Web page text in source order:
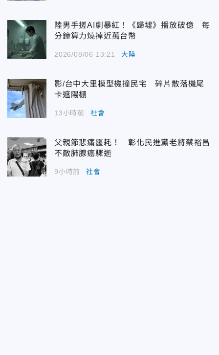
陸男手搓AI劇暴紅！《歸墟》播放破億 每
分鐘算力燒掉近萬台幣
2026/08/06 13:21 大陸
影/台中大里模型機撞民宅 碎片散落機尾
卡遮陽棚
13小時前 社會
父親節悲痛噩耗！ 彰化民進黨老將蔡裕昌
不敵肺腺癌驟逝
9小時前 社會